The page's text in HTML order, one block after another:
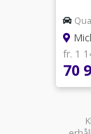
fr. 1
70